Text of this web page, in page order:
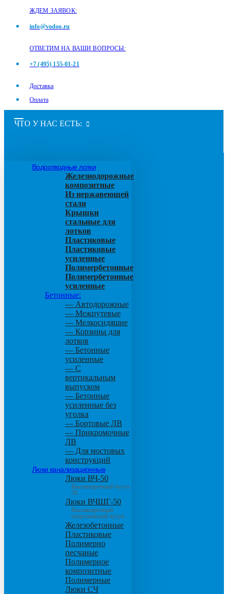
ЖДЕМ ЗАЯВОК:
info@vodoo.ru
ОТВЕТИМ НА ВАШИ ВОПРОСЫ:
+7 (495) 155-01-21
Доставка
Оплата
ЧТО У НАС ЕСТЬ:
Водоотводные лотки
Железнодорожные
композитные
Из нержавеющей
стали
Крышки
стальные для
лотков
Пластиковые
Пластиковые
усиленные
Полимербетонные
Полимербетонные
усиленные
Бетонные:
— Автодорожные
— Межпутевые
— Мелкосидящие
— Корзины для
лотков
— Бетонные
усиленные
— С
вертикальным
выпуском
— Бетонные
усиленные без
уголка
— Бортовые ЛВ
— Прикромочные
ЛВ
— Для мостовых
конструкций
Люки канализационные
Люки ВЧ-50
Высокопрочный чугун
50
Люки ВЧШГ-50
Высокопрочный
сверхтяжелый чугун
Железобетонные
Пластиковые
Полимерно
песчаные
Полимерное
композитные
Полимерные
Люки СЧ